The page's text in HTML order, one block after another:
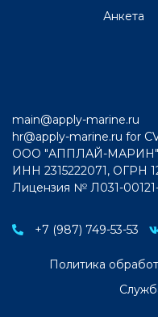
Анкета
main@apply-marine.ru
hr@apply-marine.ru for
ООО "АППЛАЙ-МАРИН"
ИНН 2315222071, ОГРН
Лицензия № Л031-00121-
+7 (987) 749-53-53
Политика